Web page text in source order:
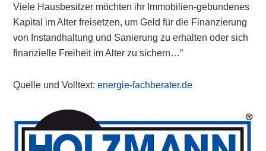
Viele Hausbesitzer möchten ihr Immobilien-gebundenes
Kapital im Alter freisetzen, um Geld für die Finanzierung
von Instandhaltung und Sanierung zu erhalten oder sich
finanzielle Freiheit im Alter zu sichern…“
Quelle und Volltext:energie-fachberater.de
Primary
Sidebar